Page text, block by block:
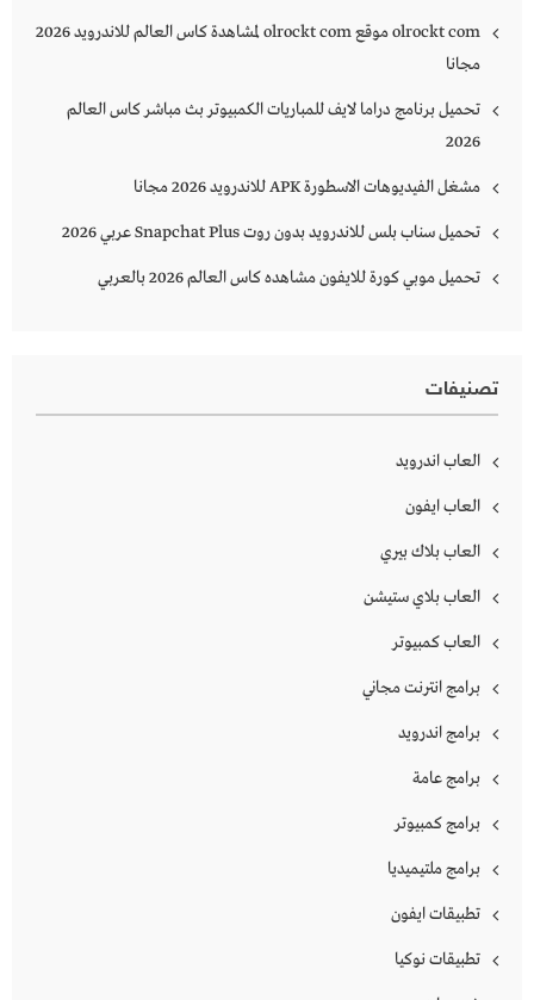
olrockt com موقع olrockt com لمشاهدة كاس العالم للاندرويد 2026
مجانا
تحميل برنامج دراما لايف للمباريات الكمبيوتر بث مباشر كاس العالم
2026
مشغل الفيديوهات الاسطورة APK للاندرويد 2026 مجانا
تحميل سناب بلس للاندرويد بدون روت Snapchat Plus‏ عربي 2026
تحميل موبي كورة للايفون مشاهده كاس العالم 2026 بالعربي
تصنيفات
العاب اندرويد
العاب ايفون
العاب بلاك بيري
العاب بلاي ستيشن
العاب كمبيوتر
برامج انترنت مجاني
برامج اندرويد
برامج عامة
برامج كمبيوتر
برامج ملتيميديا
تطبيقات ايفون
تطبيقات نوكيا